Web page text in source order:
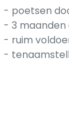
- poetsen
- 3
- ruim
-